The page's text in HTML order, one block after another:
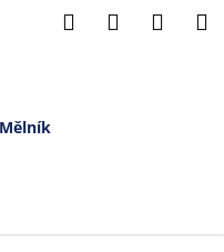
HledatPřihlášení